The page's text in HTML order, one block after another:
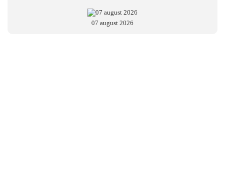
07 august 2026